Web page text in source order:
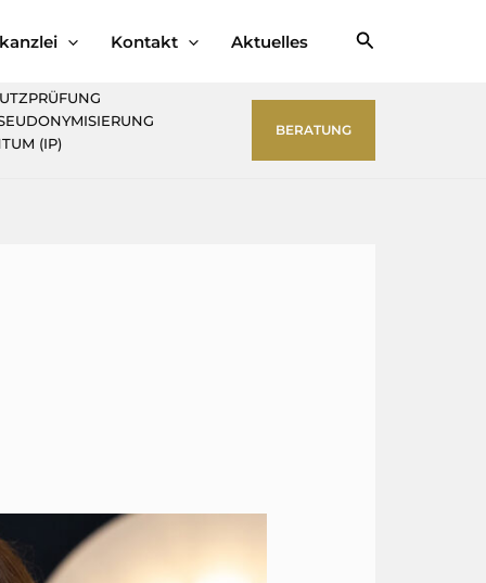
Kontakt Aktuelles Suchen
(IP)
BERATUNG